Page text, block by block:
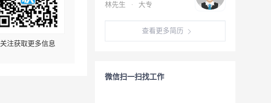
关注获取更多信息
林先生 · 大专
查看更多简历
微信扫一扫找工作